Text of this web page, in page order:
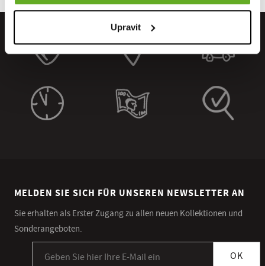
Upravit
MELDEN SIE SICH FÜR UNSEREN NEWSLETTER AN
Sie erhalten als Erster Zugang zu allen neuen Kollektionen und
Sonderangeboten.
OK